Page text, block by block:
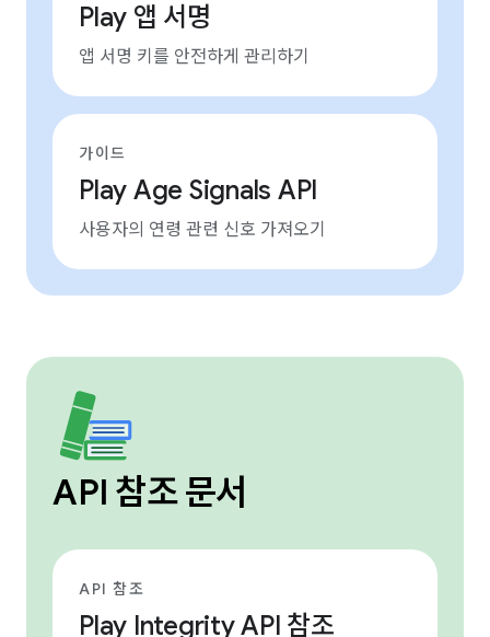
Play 앱 서명
앱 서명 키를 안전하게 관리하기
가이드
Play Age Signals API
사용자의 연령 관련 신호 가져오기
API 참조 문서
API 참조
Play Integrity API 참조